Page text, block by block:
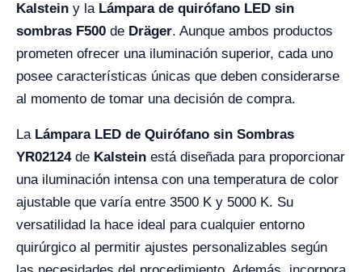
Kalstein y la Lámpara de quirófano LED sin
sombras F500 de Dräger. Aunque ambos productos
prometen ofrecer una iluminación superior, cada uno
posee características únicas que deben considerarse
al momento de tomar una decisión de compra.
La Lámpara LED de Quirófano sin Sombras
YR02124de Kalstein está diseñada para proporcionar
una iluminación intensa con una temperatura de color
ajustable que varía entre 3500 K y 5000 K. Su
versatilidad la hace ideal para cualquier entorno
quirúrgico al permitir ajustes personalizables según